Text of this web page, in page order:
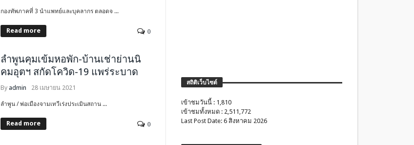
กองทัพภาคที่ 3 นำแพทย์และบุคลากร ตลอดจ ...
Read more 0
ลำพูนคุมเข้มหอพัก-บ้านเช่าย่านนิ
คมอุตฯ สกัดโควิด-19 แพร่ระบาด
By admin 28 เมษายน 2021
ลำพูน / พ่อเมืองจามเทวีเร่งประเมินสถาน ...
Read more 0
สถิติเว็บไซต์
เข้าชมวันนี้ : 1,810
เข้าชมทั้งหมด : 2,511,772
Last Post Date: 6 สิงหาคม 2026